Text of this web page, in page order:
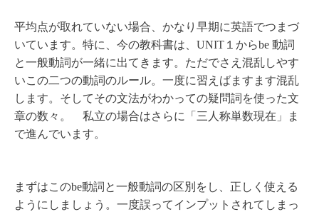
平均点が取れていない場合、かなり早期に英語でつまづ
いています。特に、今の教科書は、 UNIT １からbe 動詞
と一般動詞が一緒に出てきます。ただでさえ混乱しやす
いこの二つの動詞のルール。一度に習えばますます混乱
します。そしてその文法がわかっての疑問詞を使った文
章の数々。 私立の場合はさらに「三人称単数現在」ま
で進んでいます。
まずはこのbe動詞と一般動詞の区別をし、正しく使える
ようにしましょう。一度誤ってインプットされてしまっ